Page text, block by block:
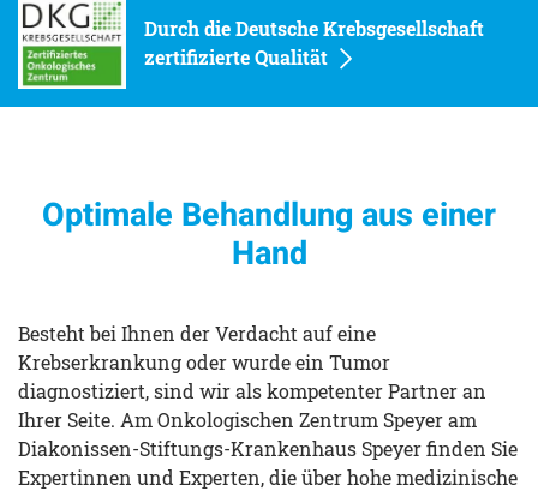
Durch die Deutsche Krebsgesellschaft
zertifizierte Qualität
Optimale Behandlung aus einer
Hand
Besteht bei Ihnen der Verdacht auf eine
Krebserkrankung oder wurde ein Tumor
diagnostiziert, sind wir als kompetenter Partner an
Ihrer Seite. Am Onkologischen Zentrum Speyer am
Diakonissen-Stiftungs-Krankenhaus Speyer finden Sie
Expertinnen und Experten, die über hohe medizinische